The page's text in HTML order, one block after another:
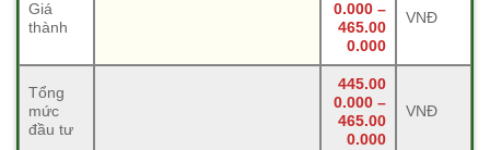
Giá
thành
0.000 –
465.00
0.000
VNĐ
Tổng
mức
đầu tư
445.00
0.000 –
465.00
0.000
VNĐ